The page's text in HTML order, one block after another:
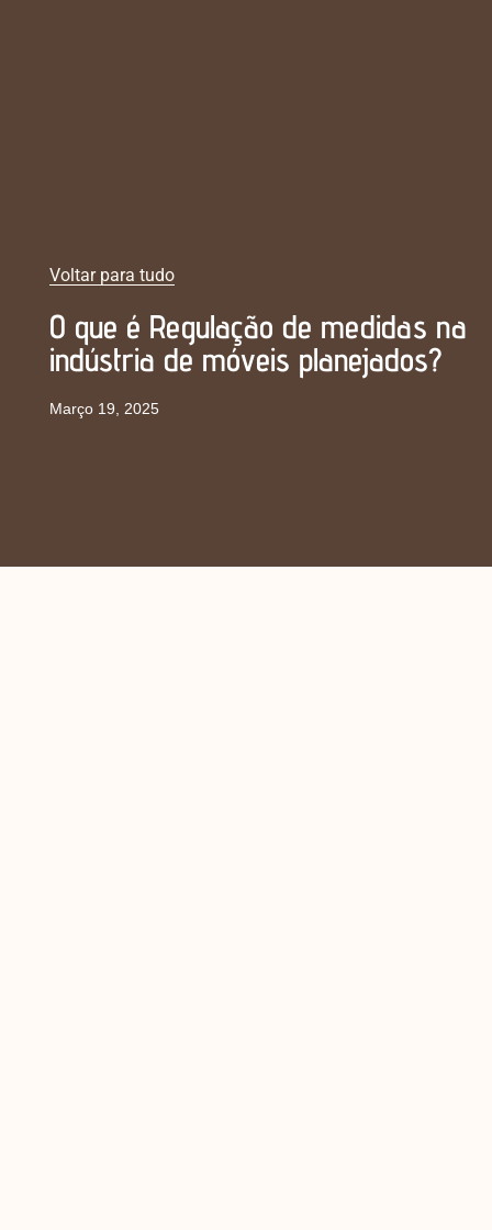
Voltar para tudo
O que é Regulação de medidas na
indústria de móveis planejados?
Março 19, 2025